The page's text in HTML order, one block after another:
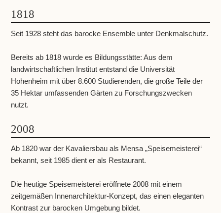
1818
Seit 1928 steht das barocke Ensemble unter Denkmalschutz.
Bereits ab 1818 wurde es Bildungsstätte: Aus dem
landwirtschaftlichen Institut entstand die Universität
Hohenheim mit über 8.600 Studierenden, die große Teile der
35 Hektar umfassenden Gärten zu Forschungszwecken
nutzt.
2008
Ab 1820 war der Kavaliersbau als Mensa „Speisemeisterei“
bekannt, seit 1985 dient er als Restaurant.
Die heutige Speisemeisterei eröffnete 2008 mit einem
zeitgemäßen Innenarchitektur-Konzept, das einen eleganten
Kontrast zur barocken Umgebung bildet.